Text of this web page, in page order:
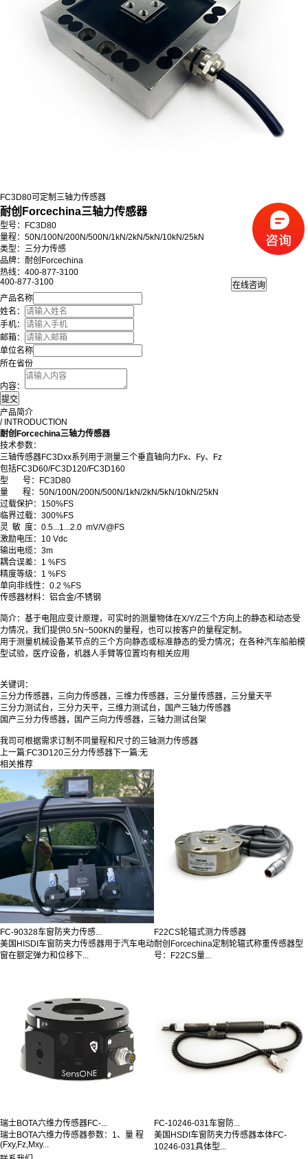
FC3D80可定制三轴力传感器
耐创Forcechina三轴力传感器
型号：FC3D80
量程：50N/100N/200N/500N/1kN/2kN/5kN/10kN/25kN
类型：三分力传感
品牌：耐创Forcechina
热线：400-877-3100
400-877-3100
产品名称
姓名：
手机：
邮箱：
单位名称
所在省份
内容：
产品简介
/ INTRODUCTION
耐创Forcechina三轴力传感器
技术参数：
三轴传感器FC3Dxx系列用于测量三个垂直轴向力Fx、Fy、Fz
包括FC3D60/FC3D120/FC3D160
型 号：FC3D80
量 程：50N/100N/200N/500N/1kN/2kN/5kN/10kN/25kN
过载保护：150%FS
临界过载：300%FS
灵 敏 度：0.5...1...2.0 mV/V@FS
激励电压：10 Vdc
输出电缆：3m
耦合误差：1 %FS
精度等级：1 %FS
单向非线性：0.2 %FS
传感器材料：铝合金/不锈钢
简介：基于电阻应变计原理，可实时的测量物体在X/Y/Z三个方向上的静态和动态受
力情况，我们提供0.5N~500KN的量程，也可以按客户的量程定制。
用于测量机械设备某节点的三个方向静态或标准静态的受力情况；在各种汽车船舶模
型试验，医疗设备，机器人手臂等位置均有相关应用
关键词：
三分力传感器，三向力传感器，三维力传感器，三分量传感器， 三分量天平
三分力测试台，三分力天平，三维力测试台，国产三轴力传感器
国产三分力传感器，国产三向力传感器， 三轴力测试台架
我司可根据需求订制不同量程和尺寸的三轴测力传感器
上一篇:FC3D120三分力传感器 下一篇:无
相关推荐
FC-90328车窗防夹力传感...
美国HISDI车窗防夹力传感器用于汽车电动
窗在额定弹力和位移下...
F22CS轮辐式测力传感器
耐创Forcechina定制轮辐式称重传感器型
号：F22CS量...
瑞士BOTA六维力传感器FC-...
瑞士BOTA六维力传感器参数：1、量 程
(Fxy,Fz,Mxy...
FC-10246-031车窗防...
美国HSDI车窗防夹力传感器本体FC-
10246-031具体型...